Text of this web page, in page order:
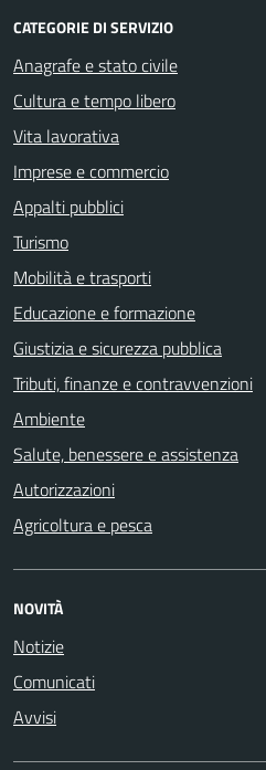
CATEGORIE DI SERVIZIO
Anagrafe e stato civile
Cultura e tempo libero
Vita lavorativa
Imprese e commercio
Appalti pubblici
Turismo
Mobilità e trasporti
Educazione e formazione
Giustizia e sicurezza pubblica
Tributi, finanze e contravvenzioni
Ambiente
Salute, benessere e assistenza
Autorizzazioni
Agricoltura e pesca
NOVITÀ
Notizie
Comunicati
Avvisi